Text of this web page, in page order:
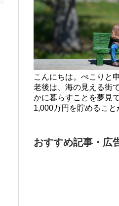
こんにちは。ぺこりと
老後は、海の見える街
かに暮らすことを夢見
1,000万円を貯めること
おすすめ記事・広